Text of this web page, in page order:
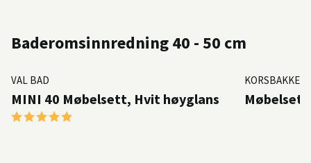
Baderomsinnredning 40 - 50 cm
MINI 40 Møbelsett, Hvit høyglans
Karakter:
VAL BAD
Møbelsett
KORSBAKKEN